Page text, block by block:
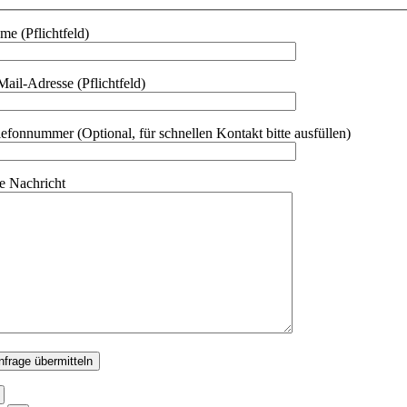
(Pflichtfeld)
Adresse (Pflichtfeld)
(Optional, für schnellen Kontakt bitte ausfüllen)
Nachricht